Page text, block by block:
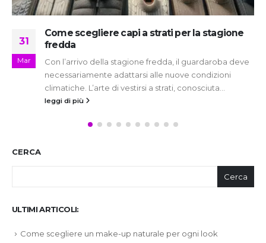
27
Gen
Come indossare la pelliccia artificiale in
modo etico
Negli ultimi anni, la pelliccia artificiale è diventata una
scelta popolare per chi desidera un look elegante e
caldo, senza...
leggi di più
CERCA
Cerca
ULTIMI ARTICOLI:
Come scegliere un make-up naturale per ogni look